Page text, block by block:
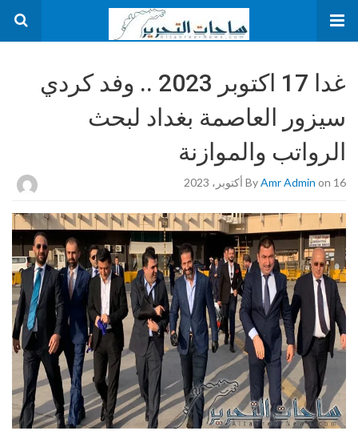
غدا 17 اكتوبر 2023 .. وفد كردي
سيزور العاصمة بغداد لبحث
الرواتب والموازنة
ByAmr Admin on 16 أكتوبر، 2023